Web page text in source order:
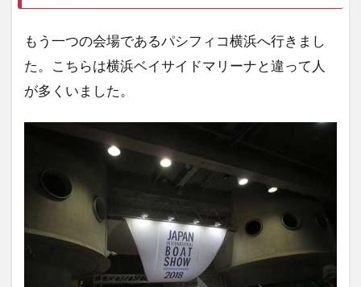
もう一つの会場であるパシフィコ横浜へ行きまし
た。こちらは横浜ベイサイドマリーナと違って人
が多くいました。